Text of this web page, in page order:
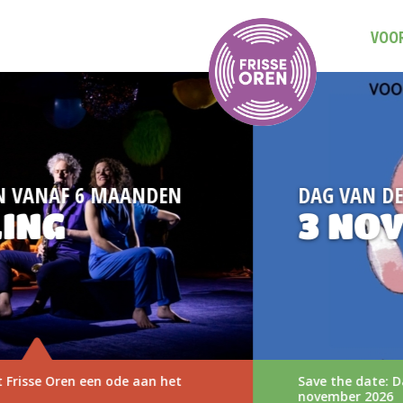
DAG VAN DE MUZIEKVOORSTELLING
3 NOVEMBER 2026
Save the date: Dag van de Muziekvoorstelling op 3